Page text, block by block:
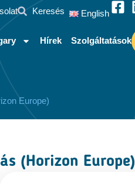
Keresés English
Hírek Szolgáltatások
Europe)
(Horizon Europe)